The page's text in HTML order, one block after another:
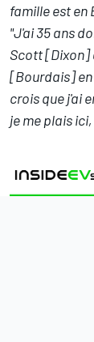
famille est en
"J'ai 35 ans
Scott [Dixon]
[Bourdais]
crois que j'ai
je me plais